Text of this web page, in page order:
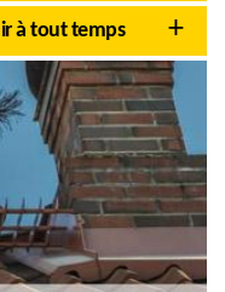
à tout temps